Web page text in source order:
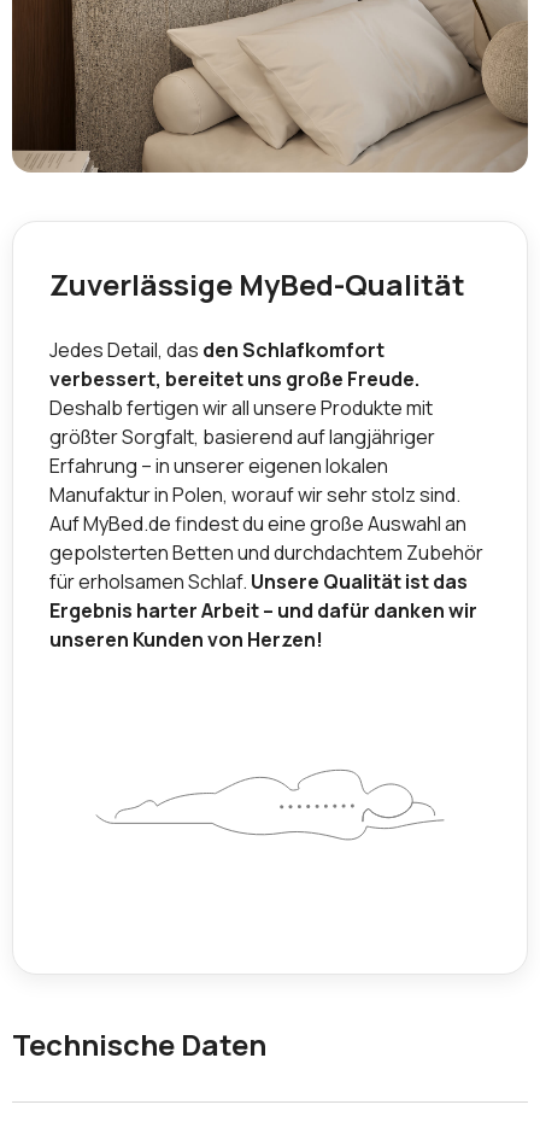
Zuverlässige MyBed-Qualität
Jedes Detail, das den Schlafkomfort
verbessert, bereitet uns große Freude.
Deshalb fertigen wir all unsere Produkte mit
größter Sorgfalt, basierend auf langjähriger
Erfahrung – in unserer eigenen lokalen
Manufaktur in Polen, worauf wir sehr stolz sind.
Auf MyBed.de findest du eine große Auswahl an
gepolsterten Betten und durchdachtem Zubehör
für erholsamen Schlaf. Unsere Qualität ist das
Ergebnis harter Arbeit – und dafür danken wir
unseren Kunden von Herzen!
Technische Daten